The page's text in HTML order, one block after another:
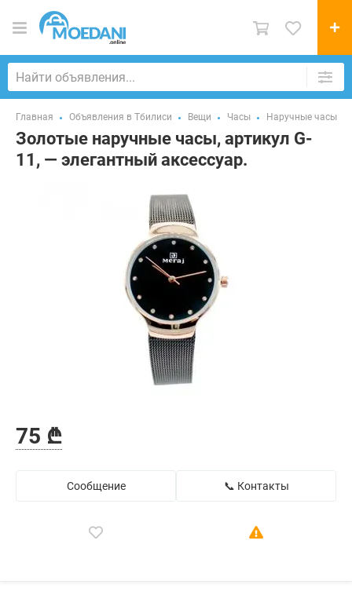
Главная Объявления в Тбилиси Вещи Часы Наручные часы
Золотые наручные часы, артикул G-
11, — элегантный аксессуар.
75 ₾
Сообщение 📞 Контакты